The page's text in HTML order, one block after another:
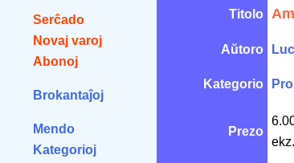
Serĉado
Novaj varoj
Abonoj
Brokantaĵoj
Mendo
Kategorioj
Titolo
Aŭtoro
Kategorio
Prezo
ekz.